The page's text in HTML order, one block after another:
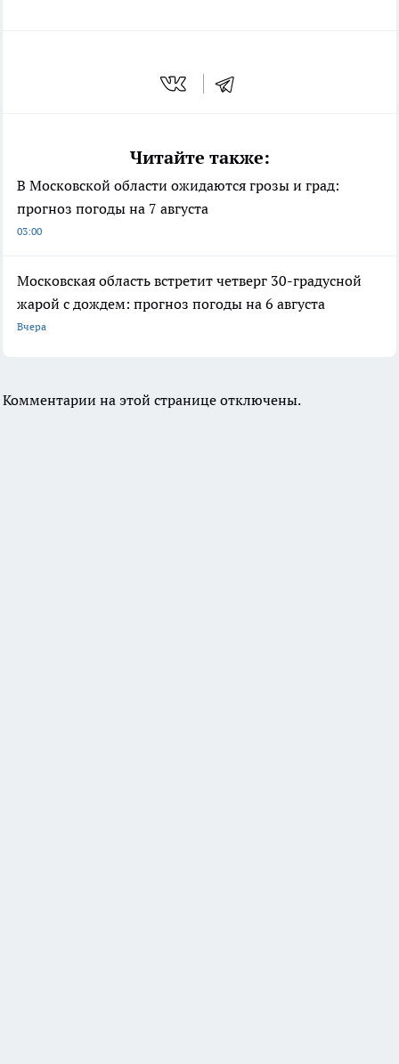
Читайте также:
В Московской области ожидаются грозы и град:
прогноз погоды на 7 августа
03:00
Московская область встретит четверг 30-градусной
жарой с дождем: прогноз погоды на 6 августа
Вчера
Комментарии на этой странице отключены.